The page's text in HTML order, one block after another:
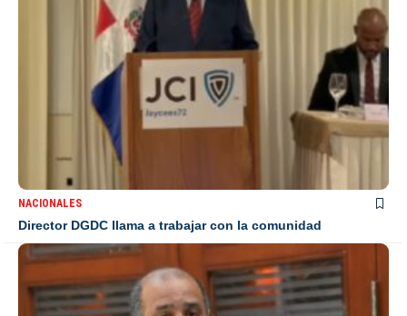
NACIONALES
Director DGDC llama a trabajar con la comunidad